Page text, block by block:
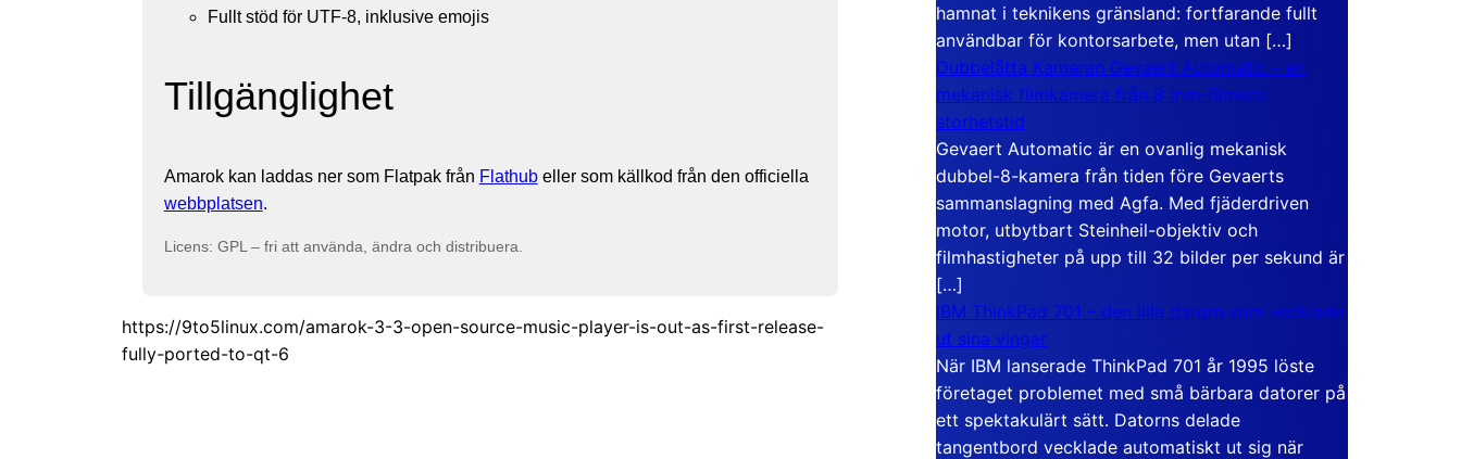
Fullt stöd för UTF-8, inklusive emojis
Tillgänglighet
Amarok kan laddas ner som Flatpak från Flathubeller som källkod från den officiella
webbplatsen.
Licens: GPL – fri att använda, ändra och distribuera.
https://9to5linux.com/amarok-3-3-open-source-music-player-is-out-as-first-release-
fully-ported-to-qt-6
hamnat i teknikens gränsland: fortfarande fullt
användbar för kontorsarbete, men utan […]
Dubbelåtta Kameran Gevaert Automatic – en
mekanisk filmkamera från 8 mm-filmens
storhetstid
Gevaert Automatic är en ovanlig mekanisk
dubbel-8-kamera från tiden före Gevaerts
sammanslagning med Agfa. Med fjäderdriven
motor, utbytbart Steinheil-objektiv och
filmhastigheter på upp till 32 bilder per sekund är
[…]
IBM ThinkPad 701 – den lilla datorn som vecklade
ut sina vingar
När IBM lanserade ThinkPad 701 år 1995 löste
företaget problemet med små bärbara datorer på
ett spektakulärt sätt. Datorns delade
tangentbord vecklade automatiskt ut sig när